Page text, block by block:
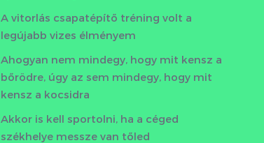
A vitorlás csapatépítő tréning volt a
legújabb vizes élményem
Ahogyan nem mindegy, hogy mit kensz a
bőrödre, úgy az sem mindegy, hogy mit
kensz a kocsidra
Akkor is kell sportolni, ha a céged
székhelye messze van tőled